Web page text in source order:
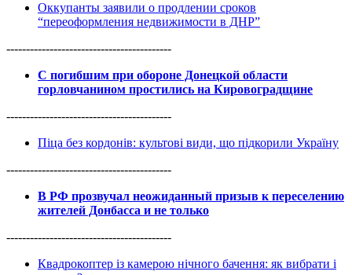
Оккупанты заявили о продлении сроков
“переоформления недвижимости в ДНР”
------------------------------------------
С погибшим при обороне Донецкой области
горловчанином простились на Кировоградщине
------------------------------------------
Піца без кордонів: культові види, що підкорили Україну
------------------------------------------
В РФ прозвучал неожиданный призыв к переселению
жителей Донбасса и не только
------------------------------------------
Квадрокоптер із камерою нічного бачення: як вибрати і